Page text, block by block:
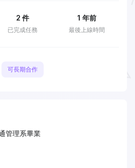
已完成任務
2 件
最後上線時間
1 年前
可長期合作
管理系畢業